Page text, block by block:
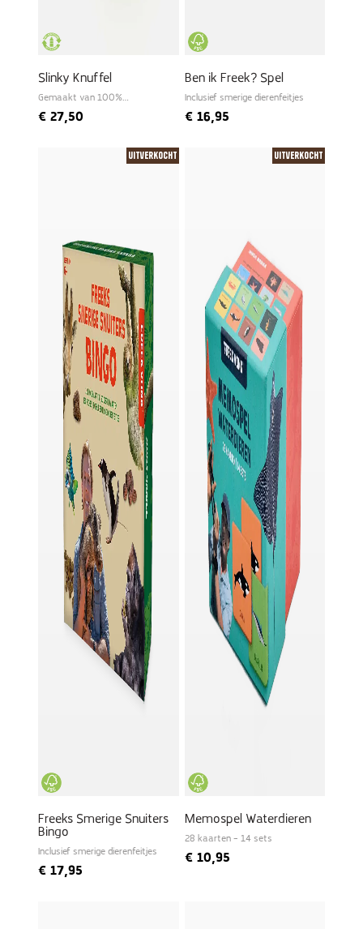
Slinky Knuffel
Gemaakt van 100%
€ 27,50
Ben ik Freek? Spel
Inclusief smerige dierenfeitjes
€16,95
Uitverkocht
Freeks Smerige Snuiters
Bingo
Inclusief smerige dierenfeitjes
€ 17,95
Uitverkocht
Memospel Waterdieren
28 kaarten – 14 sets
€10,95